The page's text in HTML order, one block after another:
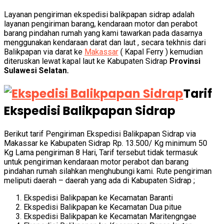
Layanan pengiriman ekspedisi balikpapan sidrap adalah
layanan pengiriman barang, kendaraan motor dan perabot
barang pindahan rumah yang kami tawarkan pada dasarnya
menggunakan kendaraan darat dan laut , secara tekhnis dari
Balikpapan via darat ke Makassar ( Kapal Ferry ) kemudian
diteruskan lewat kapal laut ke Kabupaten Sidrap Provinsi
Sulawesi Selatan.
Tarif
Ekspedisi Balikpapan Sidrap
Berikut tarif Pengiriman Ekspedisi Balikpapan Sidrap via
Makassar ke Kabupaten Sidrap Rp. 13.500/ Kg minimum 50
Kg Lama pengiriman 8 Hari, Tarif tersebut tidak termasuk
untuk pengiriman kendaraan motor perabot dan barang
pindahan rumah silahkan menghubungi kami. Rute pengiriman
meliputi daerah – daerah yang ada di Kabupaten Sidrap ;
Ekspedisi Balikpapan ke Kecamatan Baranti
Ekspedisi Balikpapan ke Kecamatan Dua pitue
Ekspedisi Balikpapan ke Kecamatan Maritengngae